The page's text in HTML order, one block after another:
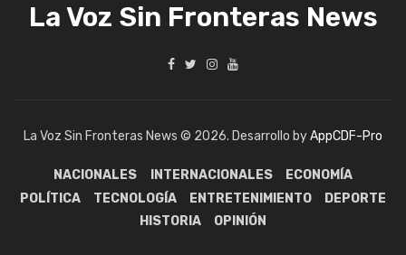
La Voz Sin Fronteras News
La Voz Sin Fronteras News © 2026. Desarrollo byAppCDF-Pro
NACIONALES INTERNACIONALES
ECONOMÍA
POLÍTICA
TECNOLOGÍA ENTRETENIMIENTO
DEPORTE
HISTORIA
OPINIÓN